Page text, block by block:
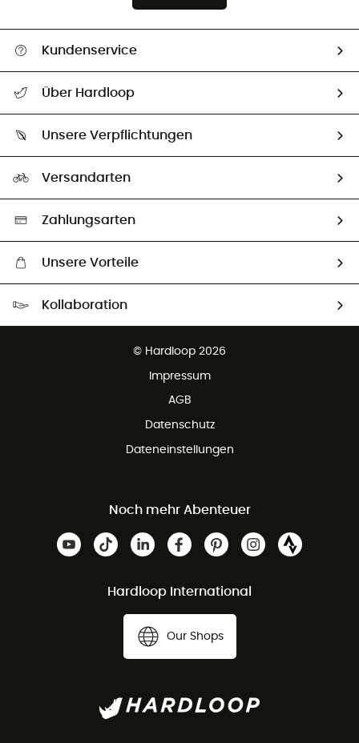
Kundenservice
Größentabelle
Über Hardloop
Unsere Botschafter
Unsere Verpflichtungen
Auswahl an nachhaltigen Produkten
Versandarten
Zahlungsarten
Unsere Vorteile
Kollaboration
© Hardloop 2026
Impressum
AGB
Datenschutz
Dateneinstellungen
Noch mehr Abenteuer
Hardloop International
Our Shops